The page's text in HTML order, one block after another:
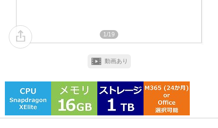
1/19
動画あり